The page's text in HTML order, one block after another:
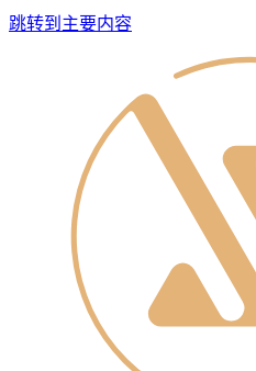
跳转到主要内容